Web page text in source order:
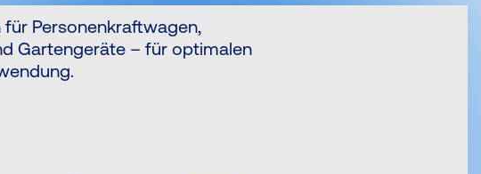
Personenkraftwagen,
Gartengeräte – für optimalen